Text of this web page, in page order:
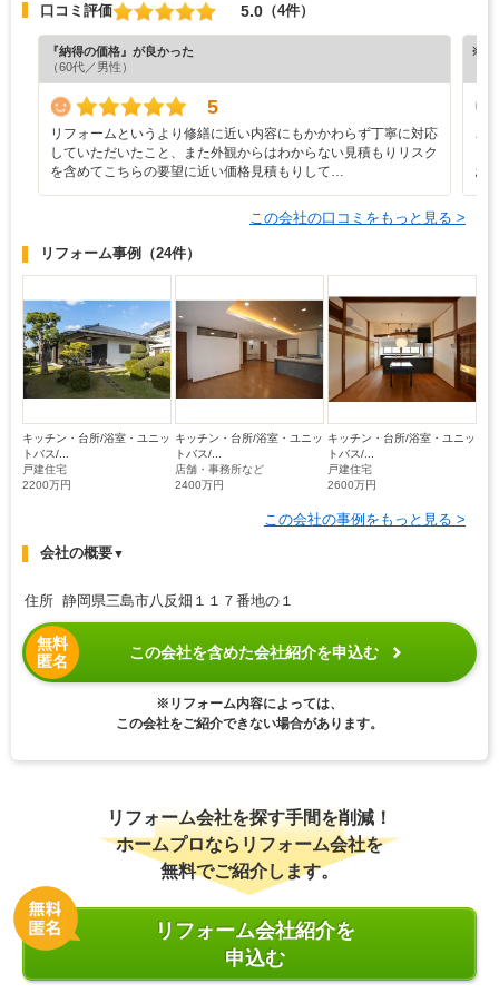
口コミ評価 5.0 （4件）
『納得の価格』が良かった
（60代／男性）
5
リフォームというより修繕に近い内容にもかかわらず丁寧に対応
していただいたこと、また外観からはわからない見積もりリスク
を含めてこちらの要望に近い価格見積もりして…
※ホ
こ
お
この会社の口コミをもっと見る >
リフォーム事例 （24件）
キッチン・台所/浴室・ユニッ
トバス/...
戸建住宅
2200万円
キッチン・台所/浴室・ユニッ
トバス/...
店舗・事務所など
2400万円
キッチン・台所/浴室・ユニッ
トバス/...
戸建住宅
2600万円
この会社の事例をもっと見る >
会社の概要▼
住所 静岡県三島市八反畑１１７番地の１
無料
匿名
この会社を含めた会社紹介を申込む
※リフォーム内容によっては、
この会社をご紹介できない場合があります。
リフォーム会社を探す手間を削減！
ホームプロならリフォーム会社を
無料でご紹介します。
リフォーム会社紹介を
申込む